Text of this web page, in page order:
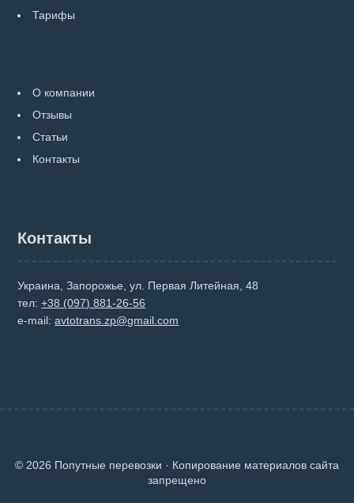
Тарифы
О компании
Отзывы
Статьи
Контакты
Контакты
Украина, Запорожье, ул. Первая Литейная, 48
тел:+38 (097) 881-26-56
e-mail:avtotrans.zp@gmail.com
© 2026 Попутные перевозки · Копирование материалов сайта
запрещено